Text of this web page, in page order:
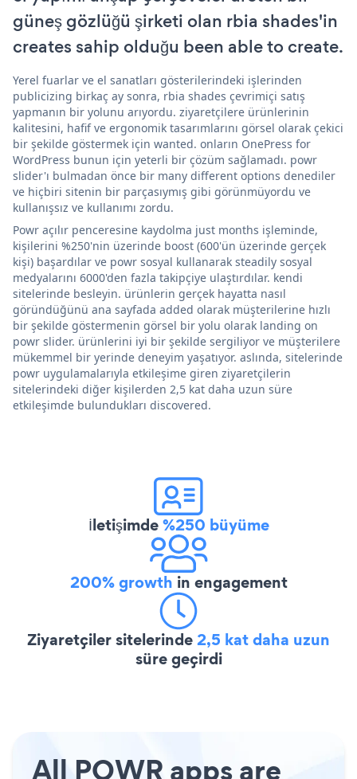
güneş gözlüğü şirketi olan rbia shades'in
creates sahip olduğu been able to create.
Yerel fuarlar ve el sanatları gösterilerindeki işlerinden
publicizing birkaç ay sonra, rbia shades çevrimiçi satış
yapmanın bir yolunu arıyordu. ziyaretçilere ürünlerinin
kalitesini, hafif ve ergonomik tasarımlarını görsel olarak çekici
bir şekilde göstermek için wanted. onların OnePress for
WordPress bunun için yeterli bir çözüm sağlamadı. powr
slider'ı bulmadan önce bir many different options denediler
ve hiçbiri sitenin bir parçasıymış gibi görünmüyordu ve
kullanışsız ve kullanımı zordu.
Powr açılır penceresine kaydolma just months işleminde,
kişilerini %250'nin üzerinde boost (600'ün üzerinde gerçek
kişi) başardılar ve powr sosyal kullanarak steadily sosyal
medyalarını 6000'den fazla takipçiye ulaştırdılar. kendi
sitelerinde besleyin. ürünlerin gerçek hayatta nasıl
göründüğünü ana sayfada added olarak müşterilerine hızlı
bir şekilde göstermenin görsel bir yolu olarak landing on
powr slider. ürünlerini iyi bir şekilde sergiliyor ve müşterilere
mükemmel bir yerinde deneyim yaşatıyor. aslında, sitelerinde
powr uygulamalarıyla etkileşime giren ziyaretçilerin
sitelerindeki diğer kişilerden 2,5 kat daha uzun süre
etkileşimde bulundukları discovered.
İletişimde%250 büyüme
200% growth in engagement
Ziyaretçiler sitelerinde2,5 kat daha uzun
süre geçirdi
All POWR apps are